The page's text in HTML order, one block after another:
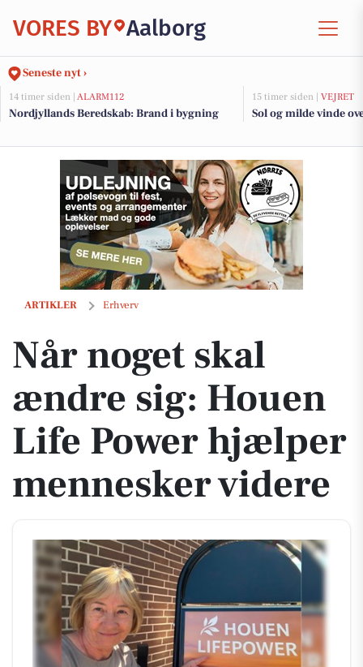
VORES BY Aalborg
Seneste nyt ›
14 timer siden | ALARM112
Nordjyllands Beredskab: Brand i bygning
15 timer siden | VEJRET
Sol og milde vinde
ARTIKLER Erhverv
Når noget skal ændre sig: Houen Life Power hjælper mennesker
Når noget skal
ændre sig: Houen
Life Power hjælper
mennesker videre